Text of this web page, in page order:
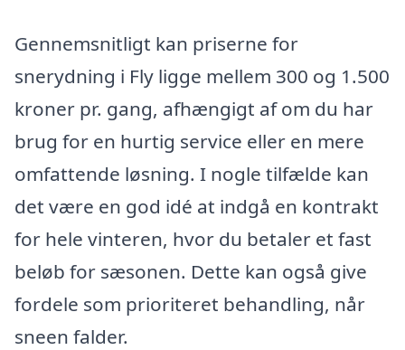
Gennemsnitligt kan priserne for
snerydning i Fly ligge mellem 300 og 1.500
kroner pr. gang, afhængigt af om du har
brug for en hurtig service eller en mere
omfattende løsning. I nogle tilfælde kan
det være en god idé at indgå en kontrakt
for hele vinteren, hvor du betaler et fast
beløb for sæsonen. Dette kan også give
fordele som prioriteret behandling, når
sneen falder.